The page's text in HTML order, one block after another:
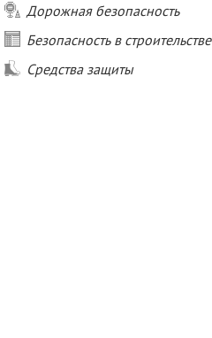
Дорожная безопасность
Безопасность в строительстве
Средства защиты